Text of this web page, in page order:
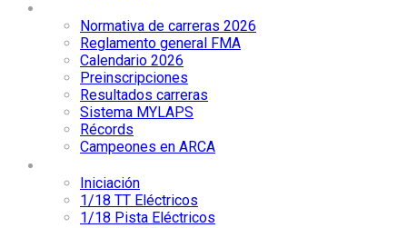
Normativa de carreras 2026
Reglamento general FMA
Calendario 2026
Preinscripciones
Resultados carreras
Sistema MYLAPS
Récords
Campeones en ARCA
Iniciación
1/18 TT Eléctricos
1/18 Pista Eléctricos